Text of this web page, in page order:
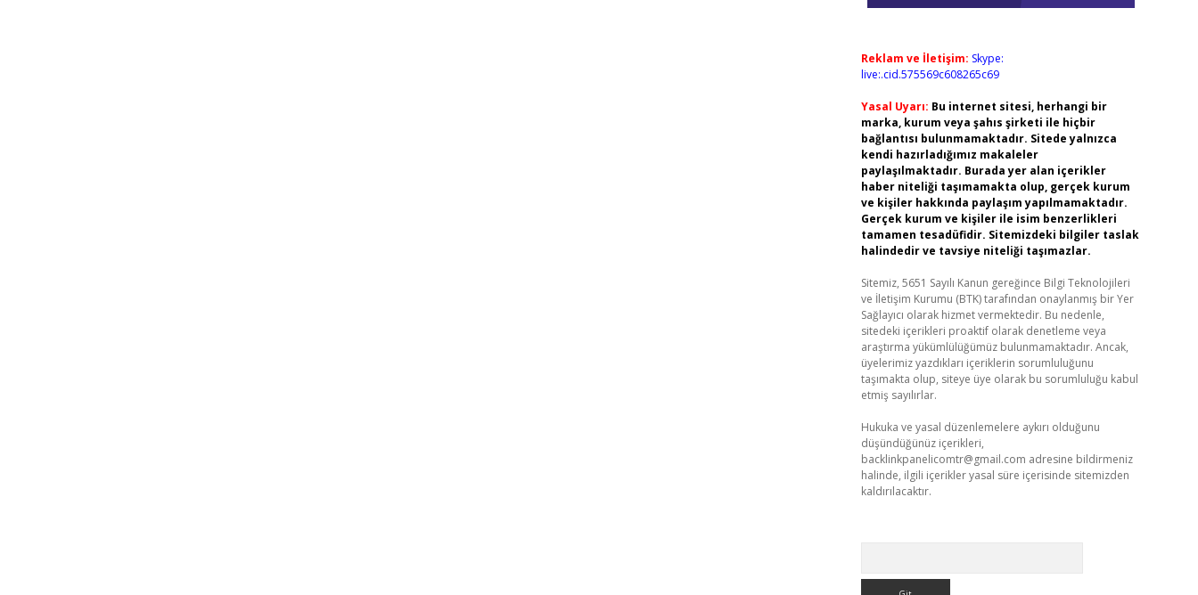
Reklam ve İletişim: Skype:
live:.cid.575569c608265c69
Yasal Uyarı: Bu internet sitesi, herhangi bir
marka, kurum veya şahıs şirketi ile hiçbir
bağlantısı bulunmamaktadır. Sitede yalnızca
kendi hazırladığımız makaleler
paylaşılmaktadır. Burada yer alan içerikler
haber niteliği taşımamakta olup, gerçek kurum
ve kişiler hakkında paylaşım yapılmamaktadır.
Gerçek kurum ve kişiler ile isim benzerlikleri
tamamen tesadüfidir. Sitemizdeki bilgiler taslak
halindedir ve tavsiye niteliği taşımazlar.
Sitemiz, 5651 Sayılı Kanun gereğince Bilgi Teknolojileri
ve İletişim Kurumu (BTK) tarafından onaylanmış bir Yer
Sağlayıcı olarak hizmet vermektedir. Bu nedenle,
sitedeki içerikleri proaktif olarak denetleme veya
araştırma yükümlülüğümüz bulunmamaktadır. Ancak,
üyelerimiz yazdıkları içeriklerin sorumluluğunu
taşımakta olup, siteye üye olarak bu sorumluluğu kabul
etmiş sayılırlar.
Hukuka ve yasal düzenlemelere aykırı olduğunu
düşündüğünüz içerikleri,
backlinkpanelicomtr@gmail.com adresine bildirmeniz
halinde, ilgili içerikler yasal süre içerisinde sitemizden
kaldırılacaktır.